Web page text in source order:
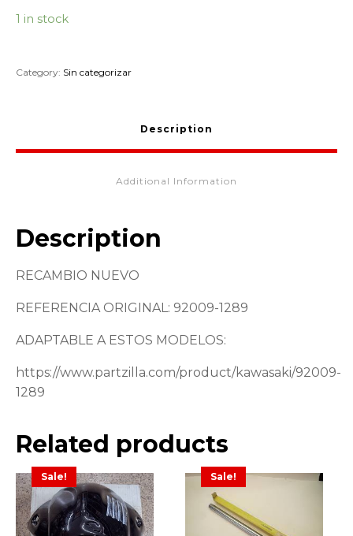
1 in stock
Category: Sin categorizar
Description
Additional Information
Description
RECAMBIO NUEVO
REFERENCIA ORIGINAL: 92009-1289
ADAPTABLE A ESTOS MODELOS:
https://www.partzilla.com/product/kawasaki/92009-
1289
Related products
Sale! Sale!